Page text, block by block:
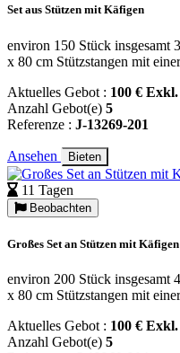
Set aus Stützen mit Käfigen
environ 150 Stück insgesamt
x 80 cm Stützstangen mit
Aktuelles Gebot : 100 €
Anzahl Gebot(e) 5
Referenze : J-13269-201
Ansehen Bieten
11 Tagen
Beobachten
Großes Set an Stützen mit Käfigen
environ 200 Stück insgesamt
x 80 cm Stützstangen mit
Aktuelles Gebot : 100 €
Anzahl Gebot(e) 5